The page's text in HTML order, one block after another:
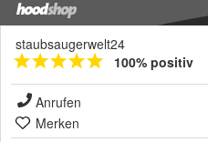
staubsaugerwelt24
100% positiv
Anrufen
Merken